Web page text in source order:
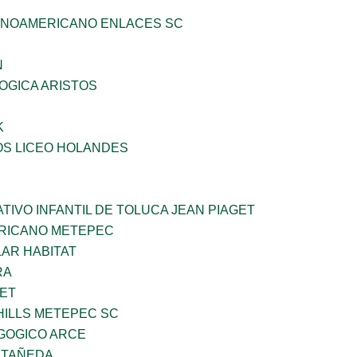
ENLACES SC
ARISTOS
LICEO HOLANDES
INFANTIL DE TOLUCA JEAN PIAGET
METEPEC
HABITAT
METEPEC SC
ARCE